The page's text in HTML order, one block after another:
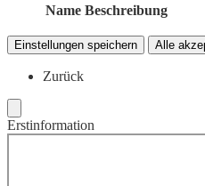
Name Beschreibung
Einstellungen speichern Alle
Zurück
Erstinformation